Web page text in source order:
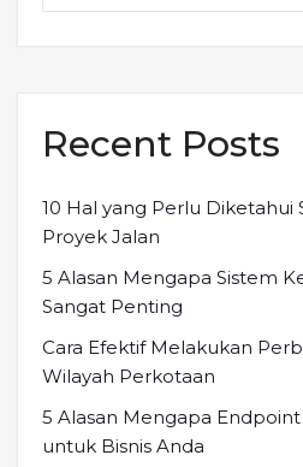
Recent Posts
10 Hal yang Perlu
Proyek Jalan
5 Alasan Mengapa Sistem
Sangat Penting
Cara Efektif Melakukan
Wilayah Perkotaan
5 Alasan Mengapa
untuk Bisnis Anda